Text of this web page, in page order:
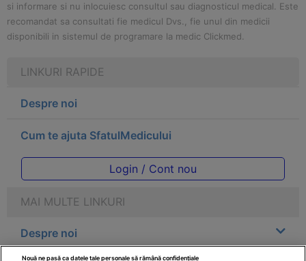
si informare si nu inlocuiesc consultul sau diagnosticul medical. Este
recomandat sa consultati fie medicul Dvs., fie unul din medicii
disponibili in sistemul de programare la medic Clickmed.
LINKURI RAPIDE
Despre noi
Cum te ajuta SfatulMedicului
Login / Cont nou
MAI MULTE LINKURI
Despre noi
Nouă ne pasă ca datele tale personale să rămână confidențiale